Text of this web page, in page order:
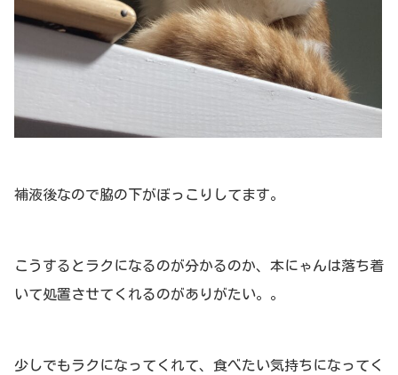
補液後なので脇の下がぼっこりしてます。
こうするとラクになるのが分かるのか、本にゃんは落ち着
いて処置させてくれるのがありがたい。。
少しでもラクになってくれて、食べたい気持ちになってく